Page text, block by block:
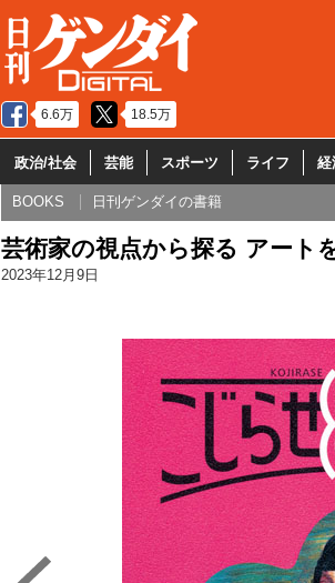
6.6万 18.5万
政治/社会 芸能 スポーツ ライフ 経
BOOKS 日刊ゲンダイの書籍
芸術家の視点から探る アート
2023年12月9日